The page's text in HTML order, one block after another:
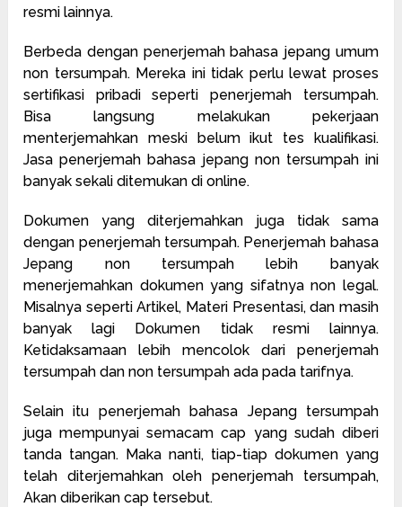
resmi lainnya.
Berbeda dengan penerjemah bahasa jepang umum
non tersumpah. Mereka ini tidak perlu lewat proses
sertifikasi pribadi seperti penerjemah tersumpah.
Bisa langsung melakukan pekerjaan
menterjemahkan meski belum ikut tes kualifikasi.
Jasa penerjemah bahasa jepang non tersumpah ini
banyak sekali ditemukan di online.
Dokumen yang diterjemahkan juga tidak sama
dengan penerjemah tersumpah. Penerjemah bahasa
Jepang non tersumpah lebih banyak
menerjemahkan dokumen yang sifatnya non legal.
Misalnya seperti Artikel, Materi Presentasi, dan masih
banyak lagi Dokumen tidak resmi lainnya.
Ketidaksamaan lebih mencolok dari penerjemah
tersumpah dan non tersumpah ada pada tarifnya.
Selain itu penerjemah bahasa Jepang tersumpah
juga mempunyai semacam cap yang sudah diberi
tanda tangan. Maka nanti, tiap-tiap dokumen yang
telah diterjemahkan oleh penerjemah tersumpah,
Akan diberikan cap tersebut.